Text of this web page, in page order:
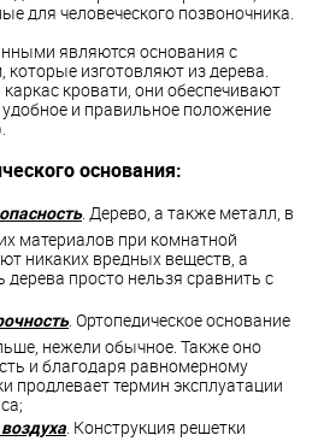
для человеческого позвоночника.
являются основания с
изготовляют из дерева.
кровати, они обеспечивают
и правильное положение
основания:
. Дерево, а также металл, в
материалов при комнатной
никаких вредных веществ, а
дерева просто нельзя сравнить с
. Ортопедическое основание
нежели обычное. Также оно
и благодаря равномерному
продлевает термин эксплуатации
. Конструкция решетки